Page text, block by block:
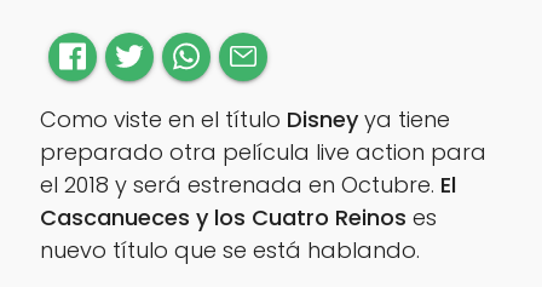
Como viste en el título Disneyya tiene
preparado otra película live action para
el 2018 y será estrenada en Octubre. El
Cascanueces y los Cuatro Reinos es
nuevo título que se está hablando.